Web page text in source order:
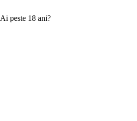
Ai peste 18 ani?